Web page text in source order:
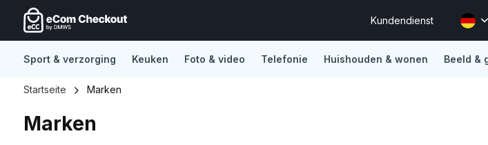
Kundendienst
Sport & verzorging Keuken Foto & video Telefonie Huishouden & wonen Beeld &
De nieuwe standaard in Lightspeed eCom No distractions Vertrouwd door Mollie,
Startseite Marken
Marken